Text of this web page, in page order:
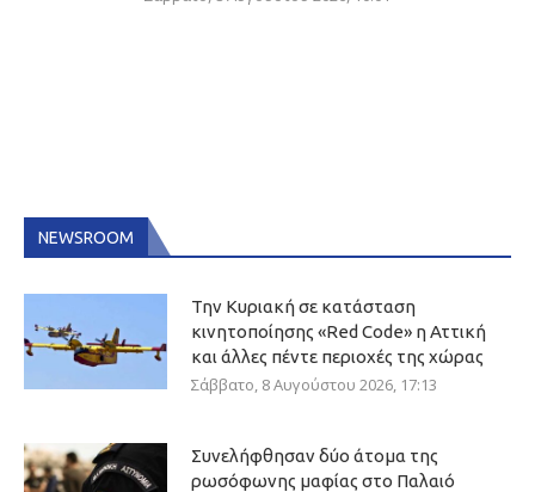
NEWSROOM
Την Κυριακή σε κατάσταση
κινητοποίησης «Red Code» η Αττική
και άλλες πέντε περιοχές της χώρας
Σάββατο, 8 Αυγούστου 2026, 17:13
Συνελήφθησαν δύο άτομα της
ρωσόφωνης μαφίας στο Παλαιό